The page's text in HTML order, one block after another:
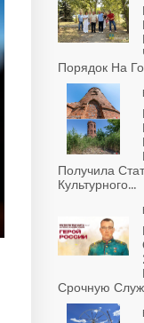
Порядок На
Получила
Культурного...
Срочную